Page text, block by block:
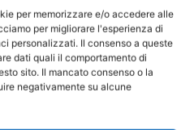
per memorizzare e/o accedere alle
per migliorare l'esperienza di
personalizzati. Il consenso a queste
dati quali il comportamento di
sito. Il mancato consenso o la
negativamente su alcune